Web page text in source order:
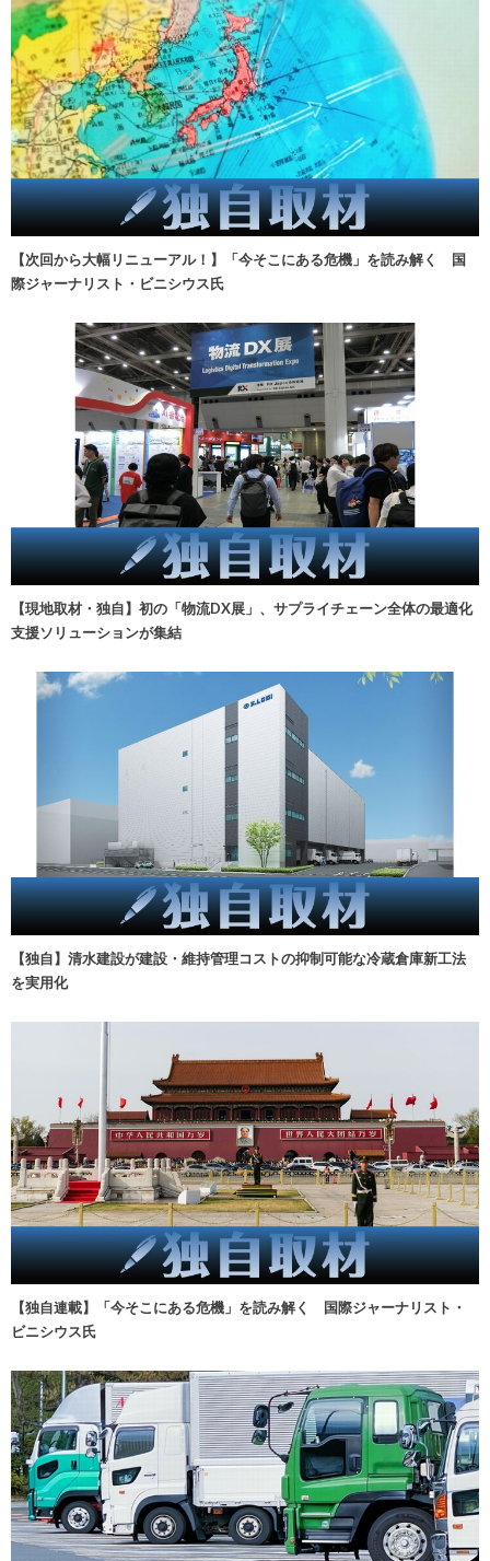
【次回から大幅リニューアル！】「今そこにある危機」を読み解く 国
際ジャーナリスト・ビニシウス氏
【現地取材・独自】初の「物流DX展」、サプライチェーン全体の最適化
支援ソリューションが集結
【独自】清水建設が建設・維持管理コストの抑制可能な冷蔵倉庫新工法
を実用化
【独自連載】「今そこにある危機」を読み解く 国際ジャーナリスト・
ビニシウス氏